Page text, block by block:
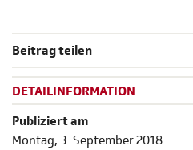
Beitrag teilen
DETAILINFORMATION
Publiziert am
Montag, 3. September 2018